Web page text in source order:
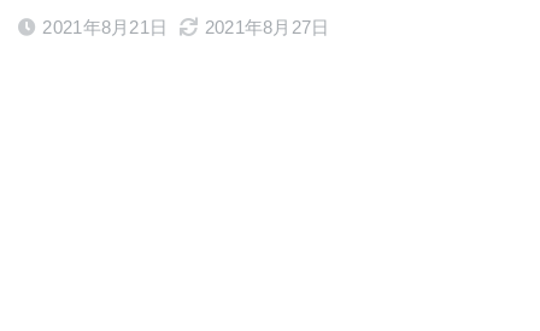
2021年8月21日 2021年8月27日